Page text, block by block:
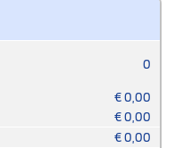
0
€0,00
€0,00
€0,00